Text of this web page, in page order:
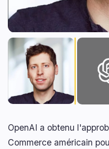
Financement 0
Paiements
Partenariats
Adoption
🔥 Tendances actuelles
OpenAI a obtenu
Commerce américain